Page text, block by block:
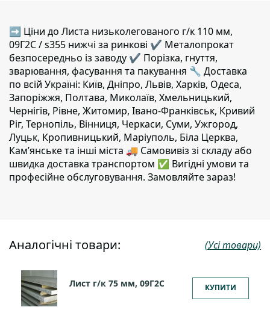
➡ Ціни до Листа низьколегованого г/к 110 мм,
09Г2С / s355 нижчі за ринкові ✔️ Металопрокат
безпосередньо із заводу ✔️ Порізка, гнуття,
зварювання, фасування та пакування 🔧 Доставка
по всій Україні: Київ, Дніпро, Львів, Харків, Одеса,
Запоріжжя, Полтава, Миколаїв, Хмельницький,
Чернігів, Рівне, Житомир, Івано-Франківськ, Кривий
Ріг, Тернопіль, Вінниця, Черкаси, Суми, Ужгород,
Луцьк, Кропивницький, Маріуполь, Біла Церква,
Кам’янське та інші міста 🚚 Самовивіз зі складу або
швидка доставка транспортом ✅ Вигідні умови та
професійне обслуговування. Замовляйте зараз!
Аналогічні товари: (Усі товари)
Лист г/к 75 мм, 09Г2С КУПИТИ